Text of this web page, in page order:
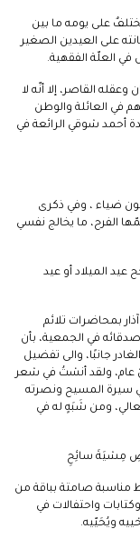
على يومه ما بين
على العيدين الصغير
العلّة الفقهية.
القاصر، إلا أنّه لا
في العائلة والوطن
أحمد شوقي الرائعة في
ضياء ، وفي ذكرى
الفرح، ما يخالج نفسي
الميلاد أو عيد
بمحاضرات تلائم
في الجمعية، بأن
جانبًا، والى تفضيل
عام، ولقد أنسْتُ في شعر
سيرة المسيح ونصرته
ومن شَبَهٍ له في
مِشيَةَ سائِحِ
مناسبة صامتة بباقة من
واحتفالات في
ويُحَيّيه.